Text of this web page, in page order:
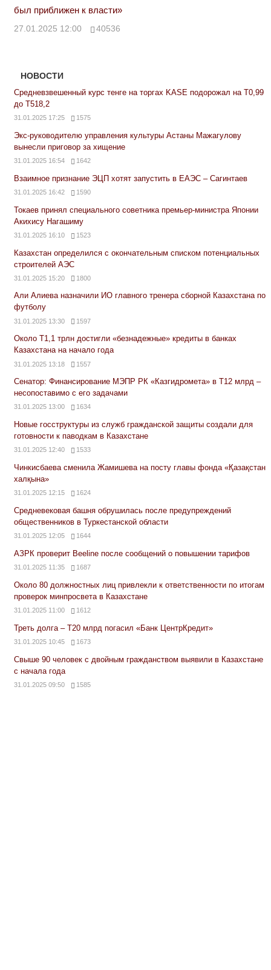
был приближен к власти»
27.01.2025 12:00 40536
НОВОСТИ
Средневзвешенный курс тенге на торгах KASE подорожал на Т0,99
до Т518,2
31.01.2025 17:25 1575
Экс-руководителю управления культуры Астаны Мажагулову
вынесли приговор за хищение
31.01.2025 16:54 1642
Взаимное признание ЭЦП хотят запустить в ЕАЭС – Сагинтаев
31.01.2025 16:42 1590
Токаев принял специального советника премьер-министра Японии
Акихису Нагашиму
31.01.2025 16:10 1523
Казахстан определился с окончательным списком потенциальных
строителей АЭС
31.01.2025 15:20 1800
Али Алиева назначили ИО главного тренера сборной Казахстана по
футболу
31.01.2025 13:30 1597
Около Т1,1 трлн достигли «безнадежные» кредиты в банках
Казахстана на начало года
31.01.2025 13:18 1557
Сенатор: Финансирование МЭПР РК «Казгидромета» в Т12 млрд –
несопоставимо с его задачами
31.01.2025 13:00 1634
Новые госструктуры из служб гражданской защиты создали для
готовности к паводкам в Казахстане
31.01.2025 12:40 1533
Чинкисбаева сменила Жамишева на посту главы фонда «Қазақстан
халқына»
31.01.2025 12:15 1624
Средневековая башня обрушилась после предупреждений
общественников в Туркестанской области
31.01.2025 12:05 1644
АЗРК проверит Beeline после сообщений о повышении тарифов
31.01.2025 11:35 1687
Около 80 должностных лиц привлекли к ответственности по итогам
проверок минпросвета в Казахстане
31.01.2025 11:00 1612
Треть долга – Т20 млрд погасил «Банк ЦентрКредит»
31.01.2025 10:45 1673
Свыше 90 человек с двойным гражданством выявили в Казахстане
с начала года
31.01.2025 09:50 1585